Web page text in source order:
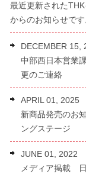
最近更新された
からのお知らせです
DECEMBER 15,
中部西日本営業
更のご連絡
APRIL 01, 2025
新商品発売のお
ングステージ
JUNE 01, 2022
メディア掲載